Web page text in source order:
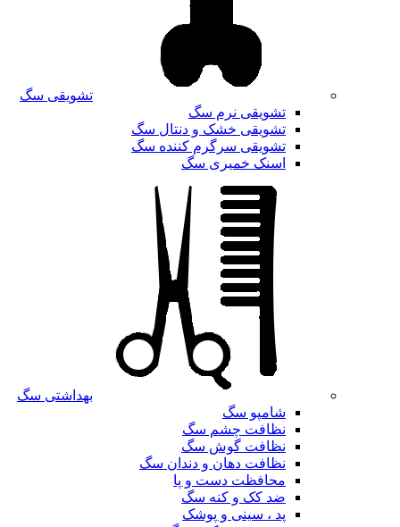
تشویقی سگ
تشویقی نرم سگ
تشویقی خشک و دنتال سگ
تشویقی سرگرم کننده سگ
اسنک خمیری سگ
بهداشتی سگ
شامپو سگ
نظافت چشم سگ
نظافت گوش سگ
نظافت دهان و دندان سگ
محافظت دست و پا
ضد کک و کنه سگ
پد ، سینی و پوشک